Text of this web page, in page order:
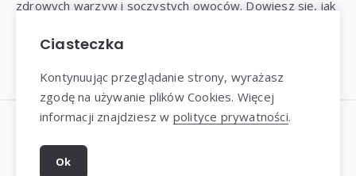
zdrowych warzyw i soczystych owoców. Dowiesz się, jak
cieszyć się obfitymi plonami.
Dziękujemy za wizytę - Prosty-Ogrod.pl © 2025
Ciasteczka
Kontynuując przeglądanie strony, wyrażasz
zgodę na używanie plików Cookies. Więcej
informacji znajdziesz w polityce prywatności.
Ok